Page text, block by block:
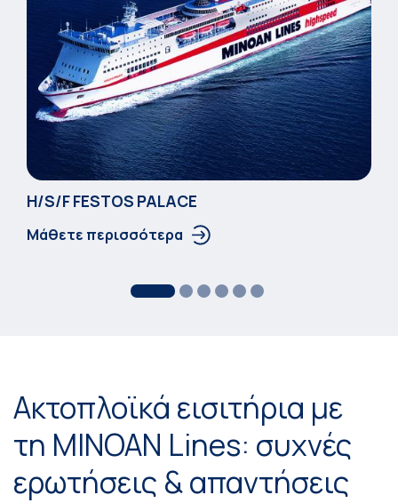
Η/S/F FESTOS PALACΕ
Μάθετε περισσότερα
Ακτοπλοϊκά εισιτήρια με
τη MINOAN Lines: συχνές
ερωτήσεις & απαντήσεις